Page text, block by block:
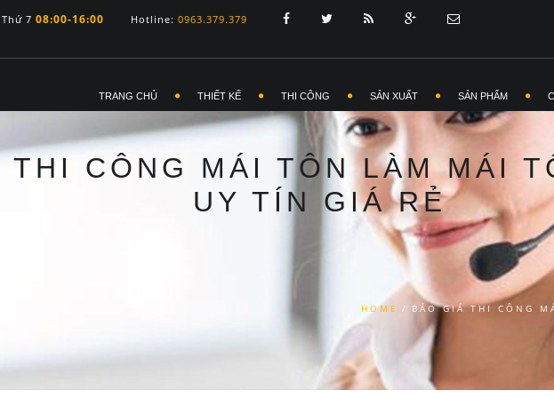
7 08:00-16:00 Hotline: 0963.379.379
TRANG CHỦ THIẾT KẾ THI CÔNG SẢN XUẤT SẢN PHẨM
THI CÔNG MÁI TÔN LÀM MÁI
UY TÍN GIÁ RẺ
HOME / BÁO GIÁ THI CÔNG